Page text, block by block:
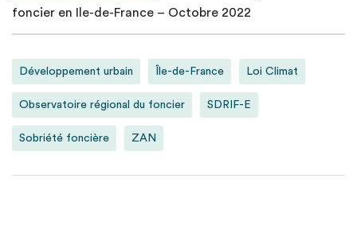
foncier en Ile-de-France – Octobre 2022
Développement urbain Île-de-France Loi Climat
Observatoire régional du foncier SDRIF-E
Sobriété foncière ZAN